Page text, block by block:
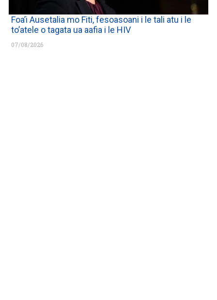
Foa’i Ausetalia mo Fiti, fesoasoani i le tali atu i le
to’atele o tagata ua aafia i le HIV
07/08/2026